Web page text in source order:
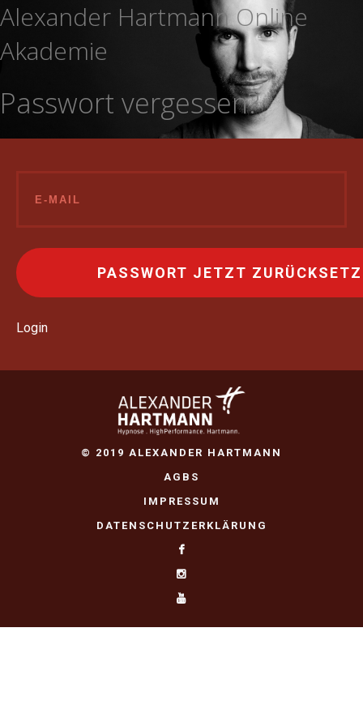
Alexander Hartmann Online
Akademie
Passwort vergessen?
Login
© 2019 ALEXANDER HARTMANN
AGBS
IMPRESSUM
DATENSCHUTZERKLÄRUNG